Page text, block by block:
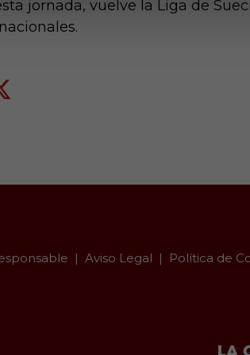
jornada, vuelve la Liga de
Aviso Legal Política de